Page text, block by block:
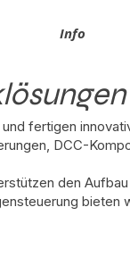
Info
fertigen
DCC-
den